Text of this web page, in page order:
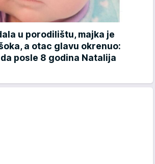
u porodilištu, majka je
a otac glavu okrenuo:
posle 8 godina Natalija